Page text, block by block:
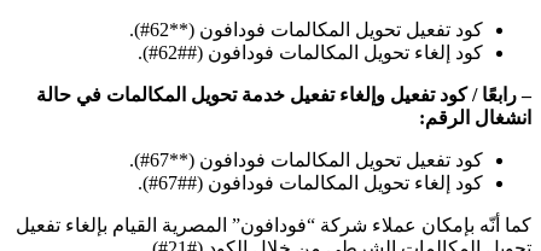
كود تفعيل تحويل المكالمات فودافون (**62#).
كود إلغاء تحويل المكالمات فودافون (##62#).
– رابعًا / كود تفعيل وإلغاء تفعيل خدمة تحويل المكالمات في حالة
انشغال الرقم:
كود تفعيل تحويل المكالمات فودافون (**67#).
كود إلغاء تحويل المكالمات فودافون (##67#).
كما أنّه بإمكان عملاء شركة “فودافون” المصرية القيام بإلغاء تفعيل